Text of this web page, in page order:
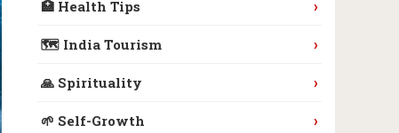
🏥 Health Tips ›
🗺️ India Tourism ›
🙏 Spirituality ›
🌱 Self-Growth ›